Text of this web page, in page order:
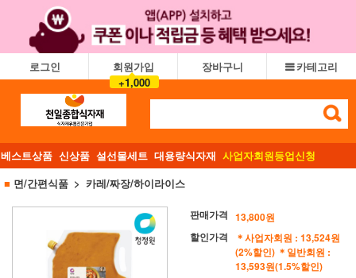
로그인
회원가입
+1,000
장바구니 카테고리
베스트상품 신상품 설선물세트 대용량식자재 사업자회원등업신청
■ 면/간편식품 카레/짜장/하이라이스
판매가격 13,800원
할인가격
＊사업자회원 : 13,524원
(2%할인) ＊일반회원 :
13,593원(1.5%할인)